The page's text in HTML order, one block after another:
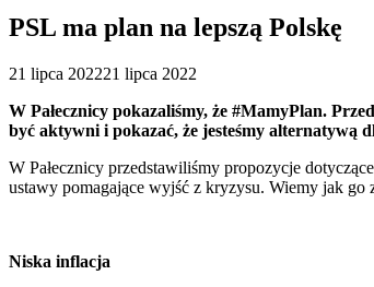
PSL ma plan na lepszą Polskę
21 lipca 202221 lipca 2022
W Pałecznicy pokazaliśmy, że #MamyPlan.
być aktywni i pokazać, że jesteśmy alternatywą
W Pałecznicy przedstawiliśmy propozycje
ustawy pomagające wyjść z kryzysu. Wiemy jak go
Niska inflacja